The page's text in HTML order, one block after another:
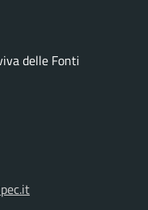
delle Fonti